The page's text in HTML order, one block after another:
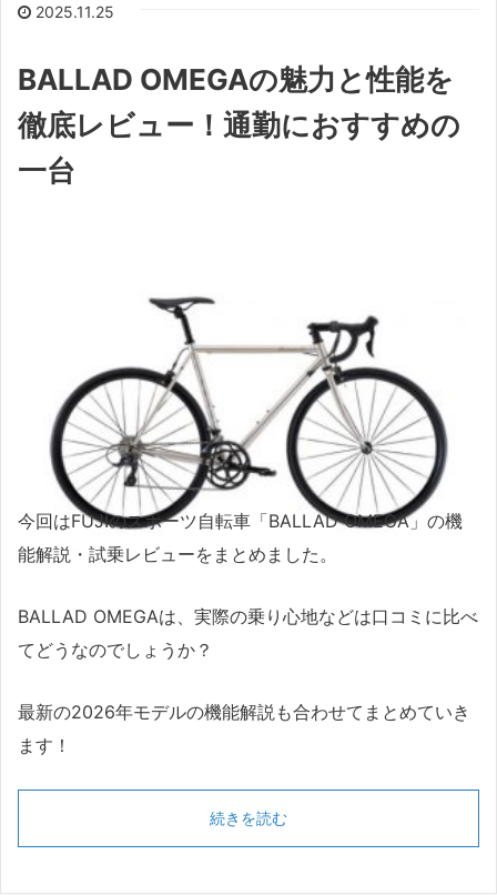
2025.11.25
BALLAD OMEGAの魅力と性能を
徹底レビュー！通勤におすすめの
一台
今回はFUJIのスポーツ自転車「BALLAD OMEGA」の機
能解説・試乗レビューをまとめました。
BALLAD OMEGAは、実際の乗り心地などは口コミに比べ
てどうなのでしょうか？
最新の2026年モデルの機能解説も合わせてまとめていき
ます！
続きを読む